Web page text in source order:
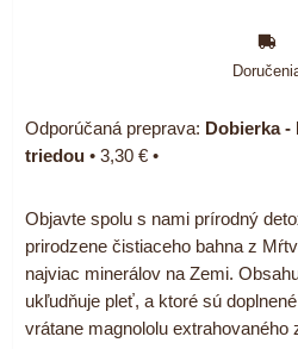
Dobierka
triedou • 3,30 € •
Objavte spolu s nami prírodný
prirodzene čistiaceho bahna z
najviac minerálov na Zemi.
ukľudňuje pleť, a ktoré sú
vrátane magnololu extrahovaného